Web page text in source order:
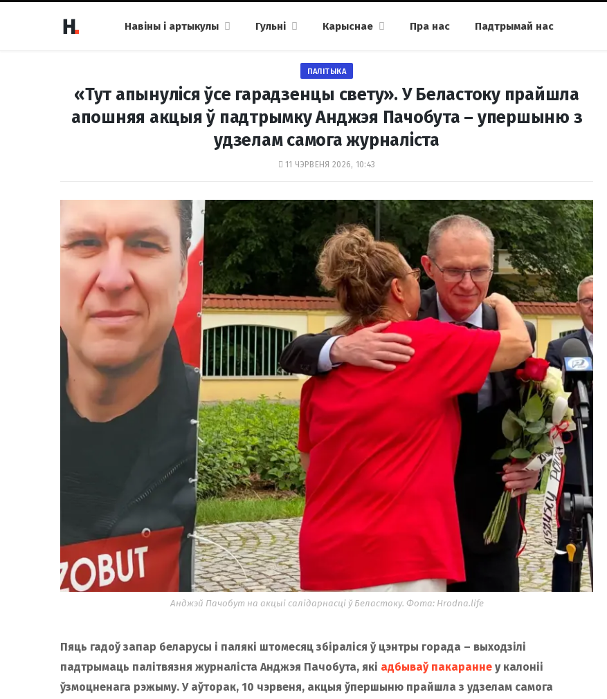
Навіны і артыкулы Гульні Карыснае Пра нас Падтрымай нас
ПАЛІТЫКА
«Тут апынуліся ўсе гарадзенцы свету». У Беластоку прайшла
апошняя акцыя ў падтрымку Анджэя Пачобута – упершыню з
удзелам самога журналіста
11 ЧЭРВЕНЯ 2026, 10:43
Анджэй Пачобут на акцыі салідарнасці ў Беластоку. Фота: Hrodna.life
Пяць гадоў запар беларусы і палякі штомесяц збіраліся ў цэнтры горада – выходзілі
падтрымаць палітвязня журналіста Анджэя Пачобута, які адбываў пакаранне у калоніі
ўзмоцненага рэжыму. У аўторак, 10 чэрвеня, акцыя ўпершыню прайшла з удзелам самога